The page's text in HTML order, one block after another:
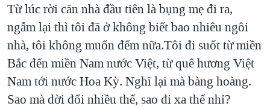
Từ lúc rời căn nhà đầu tiên là bụng mẹ đi ra,
ngẫm lại thì tôi đã ở không biết bao nhiêu ngôi
nhà, tôi không muốn đếm nữa.Tôi đi suốt từ miền
Bắc đến miền Nam nước Việt, từ quê hương Việt
Nam tới nước Hoa Kỳ. Nghĩ lại mà bàng hoàng.
Sao mà dời đổi nhiều thế, sao đi xa thế nhỉ?